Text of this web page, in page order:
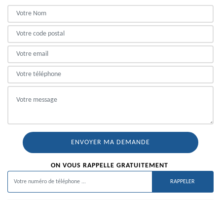
ON VOUS RAPPELLE GRATUITEMENT